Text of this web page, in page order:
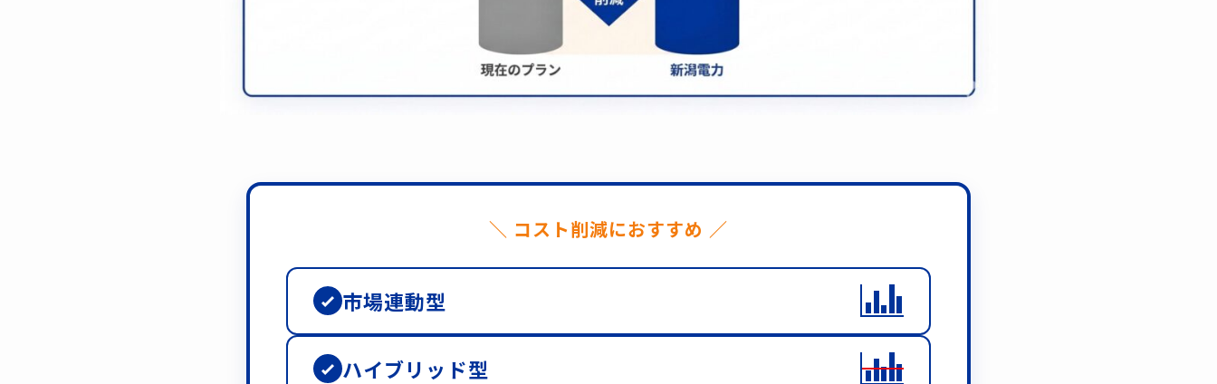
＼ コスト削減におすすめ ／
市場連動型
ハイブリッド型